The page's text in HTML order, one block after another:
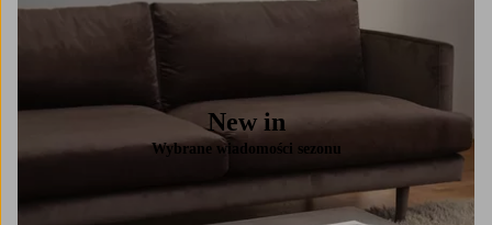
New in
Wybrane wiadomości sezonu